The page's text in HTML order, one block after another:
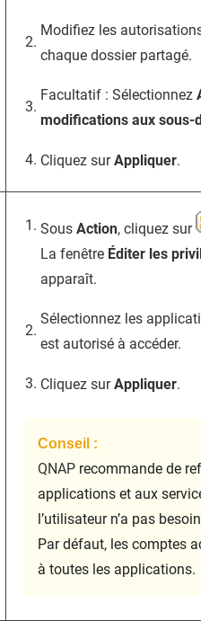
Modifiez les autorisations
chaque dossier partagé.
Facultatif : Sélectionnez
modifications aux sous-
Cliquez surAppliquer.
Sous Action, cliquez sur
La fenêtre Éditer les
apparaît.
Sélectionnez les
est autorisé à accéder.
Cliquez surAppliquer.
Conseil :
QNAP recommande de
applications et aux services
l’utilisateur n’a pas besoin.
Par défaut, les comptes
à toutes les applications.